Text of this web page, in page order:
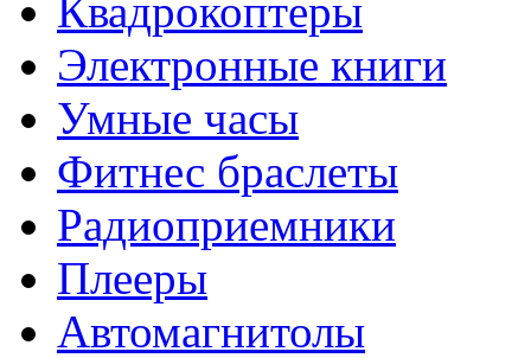
Квадрокоптеры
Электронные книги
Умные часы
Фитнес браслеты
Радиоприемники
Плееры
Автомагнитолы